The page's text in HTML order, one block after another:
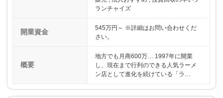
ランチャイズ
開業資金
545万円～ ※詳細はお問い合わせくだ
さい。
概要
地方でも月商600万… 1997年に開業
し、現在まで行列のできる人気ラーメ
ン店として進化を続けている「ラ…